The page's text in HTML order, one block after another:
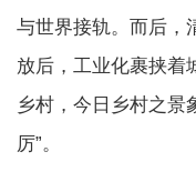
与世界接轨。而后，
放后，工业化裹挟着
乡村，今日乡村之景
厉”。